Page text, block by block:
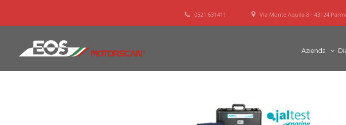
Via Monte Aquila 8 - 43124
0521 631411
Azienda